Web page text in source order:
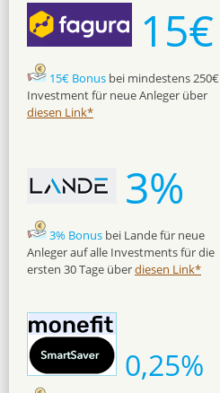
15€
15€ Bonus bei mindestens 250€
Investment für neue Anleger über
diesen Link*
3%
3% Bonus bei Lande für neue
Anleger auf alle Investments für die
ersten 30 Tage überdiesen Link*
0,25%